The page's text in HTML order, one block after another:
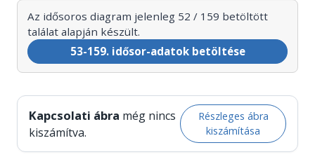
Az idősoros diagram jelenleg 52 / 159 betöltött
találat alapján készült.
53-159. idősor-adatok betöltése
Kapcsolati ábra még nincs
kiszámítva.
Részleges ábra
kiszámítása